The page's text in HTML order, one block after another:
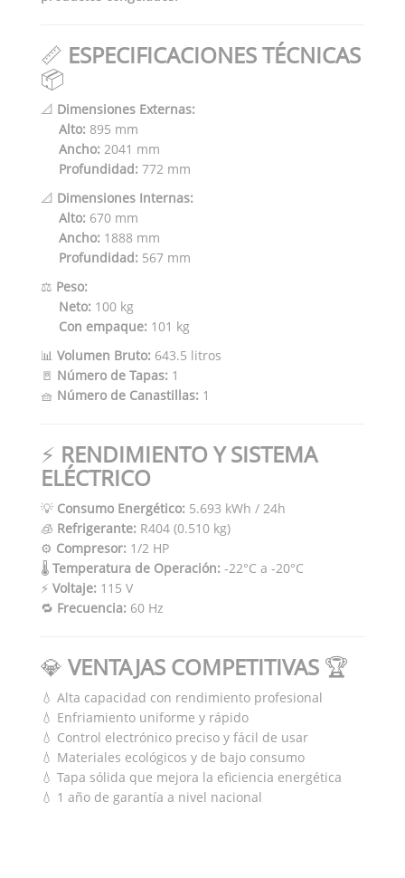
📏 ESPECIFICACIONES TÉCNICAS
📦
📐 Dimensiones Externas:
Alto: 895 mm
Ancho: 2041 mm
Profundidad: 772 mm
📐 Dimensiones Internas:
Alto: 670 mm
Ancho: 1888 mm
Profundidad: 567 mm
⚖️ Peso:
Neto: 100 kg
Con empaque: 101 kg
📊 Volumen Bruto: 643.5 litros
🚪 Número de Tapas: 1
🧺 Número de Canastillas: 1
⚡ RENDIMIENTO Y SISTEMA
ELÉCTRICO
💡 Consumo Energético: 5.693 kWh / 24h
🧊 Refrigerante: R404 (0.510 kg)
⚙️ Compresor: 1/2 HP
🌡️ Temperatura de Operación: -22°C a -20°C
⚡ Voltaje: 115 V
🔁 Frecuencia: 60 Hz
💎 VENTAJAS COMPETITIVAS 🏆
💧 Alta capacidad con rendimiento profesional
💧 Enfriamiento uniforme y rápido
💧 Control electrónico preciso y fácil de usar
💧 Materiales ecológicos y de bajo consumo
💧 Tapa sólida que mejora la eficiencia energética
💧 1 año de garantía a nivel nacional